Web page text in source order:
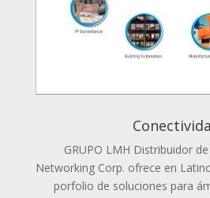
GRUPO LMH Distribuidor
Networking Corp. ofrece en
porfolio de soluciones para